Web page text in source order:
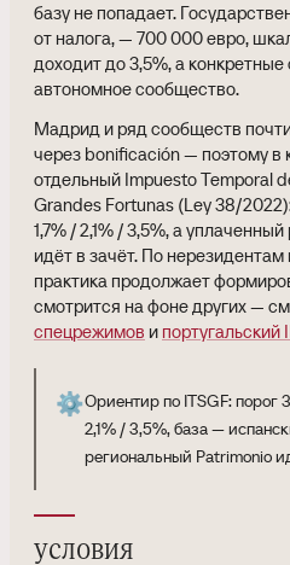
базу не попадает.
от налога, — 700 000 евро,
доходит до 3,5%, а конкретные
автономное сообщество.
Мадрид и ряд сообществ
через bonificación — поэтому в
отдельный Impuesto Temporal
Grandes Fortunas (Ley 38/
1,7% / 2,1% / 3,5%, а
идёт в зачёт. По
практика продолжает
смотрится на фоне других —
спецрежимов и португальский
⚙️Ориентир по ITSGF: порог
2,1% / 3,5%, база —
региональный Patrimonio
условия